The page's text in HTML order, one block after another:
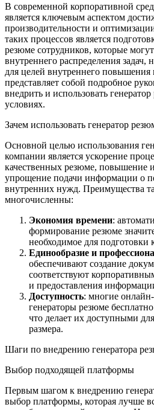
В современной корпоративной
является ключевым аспектом
производительности и
таких процессов является
резюме сотрудников, которые
внутреннего распределения задач,
для целей внутреннего повышения
представляет собой подробное
внедрить и использовать
условиях.
Зачем использовать генератор
Основной целью использования
компании является ускорение
качественных резюме, повышение
упрощение подачи информации о
внутренних нужд. Преимущества
многочисленны:
Экономия времени:
формирование резюме
необходимое для подготовки
Единообразие и
обеспечивают создание
соответствуют
и предоставления
Доступность: многие
генераторы резюме
что делает их доступными
размера.
Шаги по внедрению генератора
Выбор подходящей платформы
Первым шагом к внедрению
выбор платформы, которая лучше